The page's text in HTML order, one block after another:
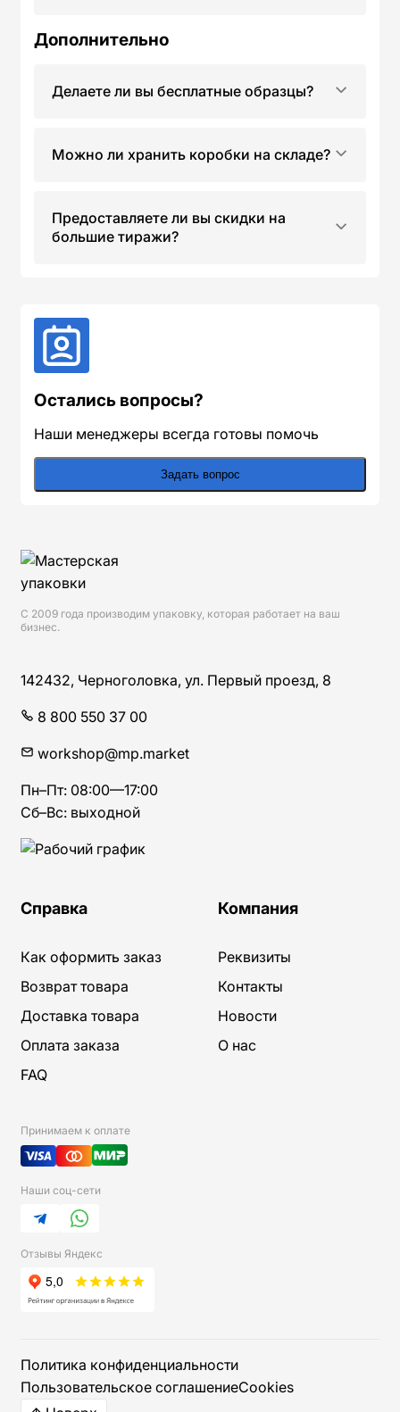
Дополнительно
Делаете ли вы бесплатные образцы?
Можно ли хранить коробки на складе?
Предоставляете ли вы скидки на
большие тиражи?
Остались вопросы?
Наши менеджеры всегда готовы помочь
Задать вопрос
Сведения о компании и навигация по
С 2009 года производим упаковку, которая работает на ваш
бизнес.
142432, Черноголовка, ул. Первый проезд, 8
8 800 550 37 00
workshop@mp.market
Пн–Пт: 08:00—17:00
Сб–Вс: выходной
Справка
Как оформить заказ
Возврат товара
Доставка товара
Оплата заказа
FAQ
Компания
Реквизиты
Контакты
Новости
О нас
Принимаем к оплате
Наши соц-сети
TelegramWhatsApp
Отзывы Яндекс
Политика конфиденциальности
Пользовательское соглашениеCookies
Мы используем cookies для работы сайта и аналитики.